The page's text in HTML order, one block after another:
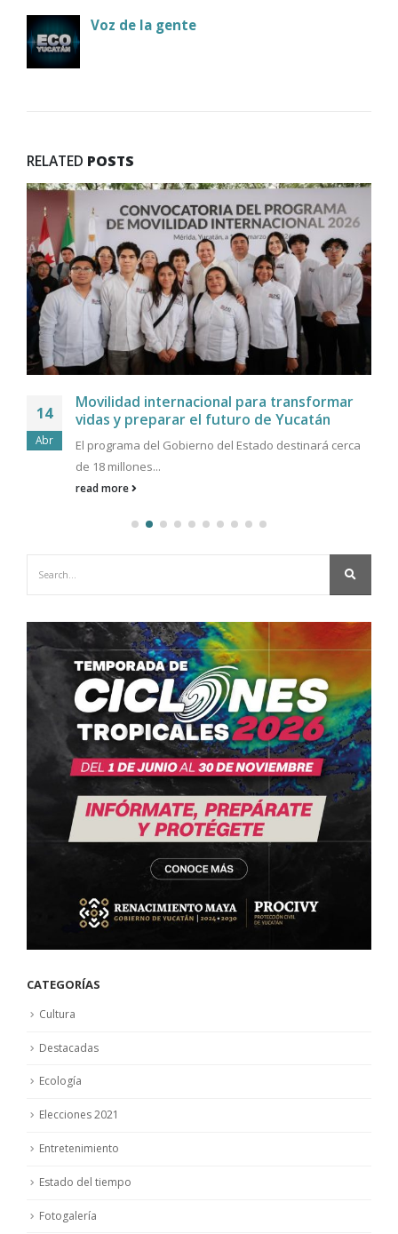
Voz de la gente
RELATED POSTS
14
Abr
Movilidad internacional para transformar
vidas y preparar el futuro de Yucatán
El programa del Gobierno del Estado destinará cerca
de 18 millones...
read more
CATEGORÍAS
Cultura
Destacadas
Ecología
Elecciones 2021
Entretenimiento
Estado del tiempo
Fotogalería